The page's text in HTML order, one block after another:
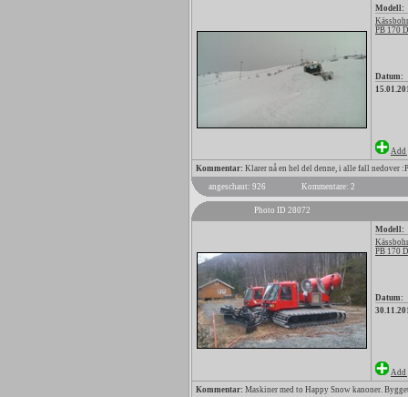
Modell:
PB 170
Datum:
Add
Kommentar: Klarer nå en hel del denne, i alle fall nedover :P
angeschaut: 926
Kommentare: 2
Photo ID 28072
Modell:
PB 170
Datum:
Add
Kommentar: Maskiner med to Happy Snow kanoner.